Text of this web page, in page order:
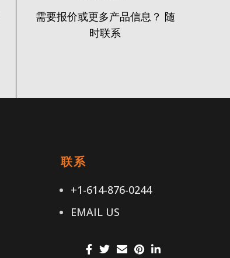
需要报价或更多产品信息？ 随
时联系
联系
+1-614-876-0244
EMAIL US